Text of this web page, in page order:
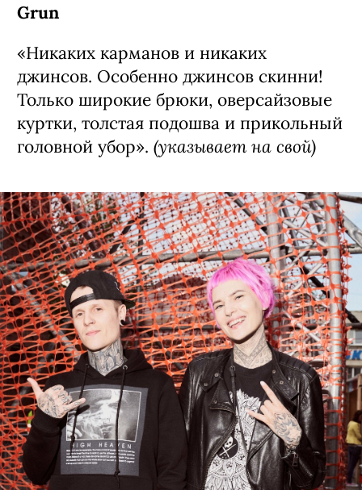
Grun
«Никаких карманов и никаких
джинсов. Особенно джинсов скинни!
Только широкие брюки, оверсайзовые
куртки, толстая подошва и прикольный
головной убор». (указывает на свой)